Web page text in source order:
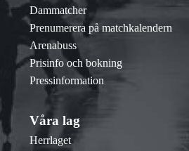
Dammatcher
Prenumerera på matchkalendern
Arenabuss
Prisinfo och bokning
Pressinformation
Våra lag
Herrlaget